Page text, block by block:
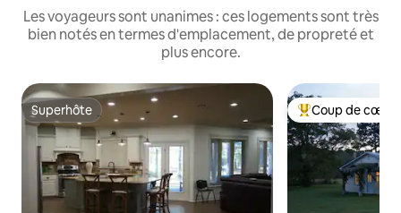
Les voyageurs sont unanimes : ces logements sont très
bien notés en termes d'emplacement, de propreté et
plus encore.
Superhôte
Superhôte Coups de cœur
Coup de cœur